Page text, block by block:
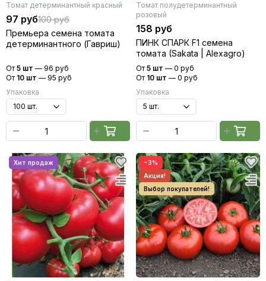
Томат детерминантный красный
97 руб100 руб
Премьера семена томата
детерминантного (Гавриш)
От 5 шт — 96 руб
От 10 шт — 95 руб
Упаковка
Томат полудетерминантный
розовый
158 руб
ПИНК СПАРК F1 семена
томата (Sakata | Alexagro)
От 5 шт — 0 руб
От 10 шт — 0 руб
Упаковка
−3%